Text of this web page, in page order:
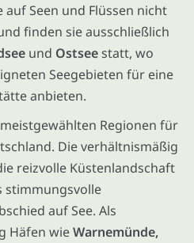
auf Seen und Flüssen nicht
finden sie ausschließlich
und Ostseestatt, wo
Seegebieten für eine
anbieten.
Regionen für
Die verhältnismäßig
reizvolle Küstenlandschaft
stimmungsvolle
auf See. Als
Häfen wieWarnemünde,